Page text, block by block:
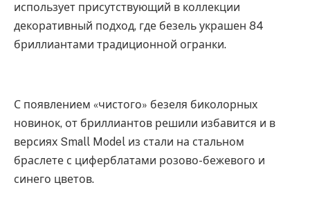
использует присутствующий в коллекции
декоративный подход, где безель украшен 84
бриллиантами традиционной огранки.
С появлением «чистого» безеля биколорных
новинок, от бриллиантов решили избавится и в
версиях Small Model из стали на стальном
браслете с циферблатами розово-бежевого и
синего цветов.